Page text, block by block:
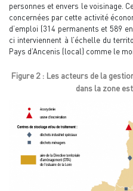
personnes et envers le voisinage.
concernées par cette activité
d’emploi (314 permanents et 589
ci interviennent à l’échelle du
Pays d’Ancenis (local) comme le
Figure 2 : Les acteurs de la
dans la zone